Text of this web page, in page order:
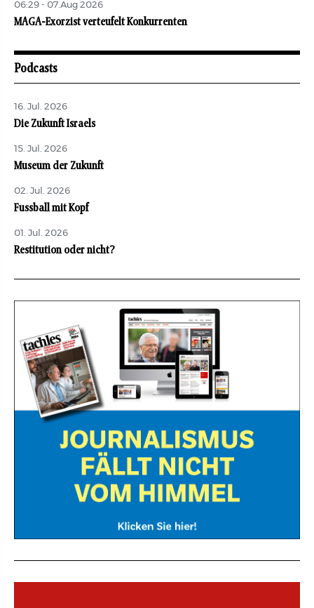
06:29 - 07.Aug 2026
MAGA-Exorzist verteufelt Konkurrenten
Podcasts
16. Jul. 2026
Die Zukunft Israels
15. Jul. 2026
Museum der Zukunft
02. Jul. 2026
Fussball mit Kopf
01. Jul. 2026
Restitution oder nicht?